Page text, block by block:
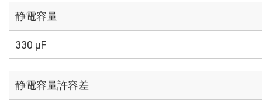
静電容量
330 µF
静電容量許容差